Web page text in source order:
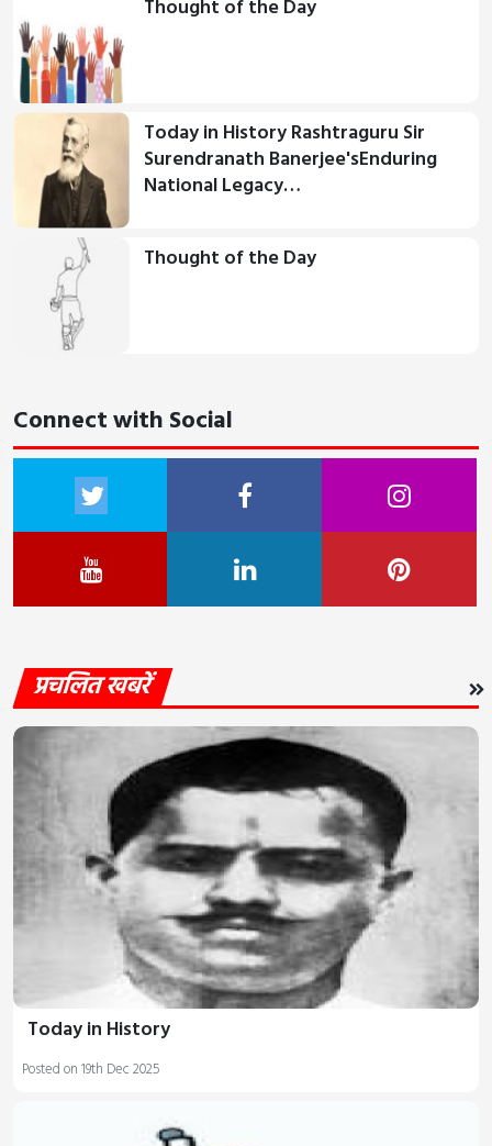
Thought of the Day
Today in History Rashtraguru Sir
Surendranath Banerjee'sEnduring
National Legacy…
Thought of the Day
Connect with Social
प्रचलित खबरें
Today in History
Posted on 19th Dec 2025